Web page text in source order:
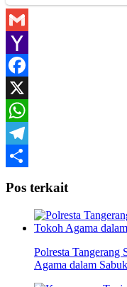
Gmail
Yahoo
Mail
Facebook
X
WhatsApp
Telegram
Pos terkait
Polresta
Agama dalam